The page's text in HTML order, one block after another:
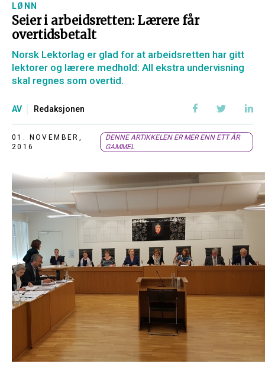
LØNN
Seier i arbeidsretten: Lærere får
overtidsbetalt
Norsk Lektorlag er glad for at arbeidsretten har gitt
lektorer og lærere medhold: All ekstra undervisning
skal regnes som overtid.
AV Redaksjonen
01. NOVEMBER,
2016
DENNE ARTIKKELEN ER MER ENN ETT ÅR
GAMMEL